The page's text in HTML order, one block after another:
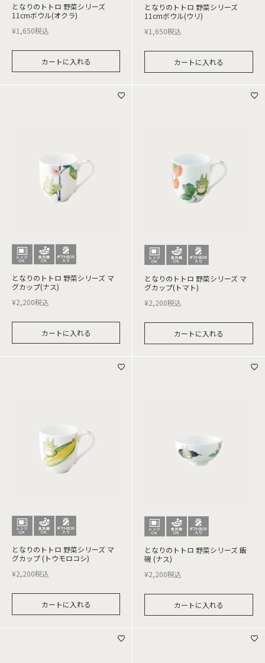
となりのトトロ 野菜シリーズ
11cmボウル(オクラ)
¥1,650税込
カートに入れる
となりのトトロ 野菜シリーズ
11cmボウル(ウリ)
¥1,650税込
カートに入れる
となりのトトロ 野菜シリーズ マ
グカップ(ナス)
¥2,200税込
カートに入れる
となりのトトロ 野菜シリーズ マ
グカップ(トマト)
¥2,200税込
カートに入れる
となりのトトロ 野菜シリーズ マ
グカップ (トウモロコシ)
¥2,200税込
カートに入れる
となりのトトロ 野菜シリーズ 飯
碗 (ナス)
¥2,200税込
カートに入れる